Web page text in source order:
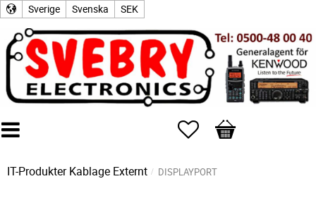
Sverige Svenska SEK
Favoriter
Kundvagn
IT-Produkter Kablage Externt DISPLAYPORT